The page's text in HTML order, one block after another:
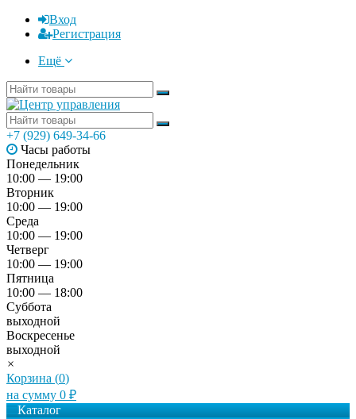
Вход
Регистрация
Ещё
+7 (929) 649-34-66
Часы работы
Понедельник
10:00 — 19:00
Вторник
10:00 — 19:00
Среда
10:00 — 19:00
Четверг
10:00 — 19:00
Пятница
10:00 — 18:00
Суббота
выходной
Воскресенье
выходной
×
Корзина (0)
на сумму 0 ₽
Каталог